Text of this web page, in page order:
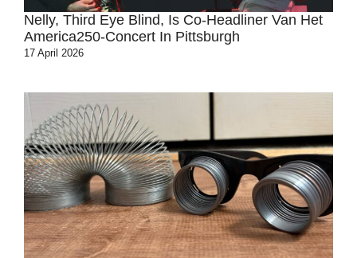
Nelly, Third Eye Blind, Is Co-Headliner Van Het
America250-Concert In Pittsburgh
17 April 2026